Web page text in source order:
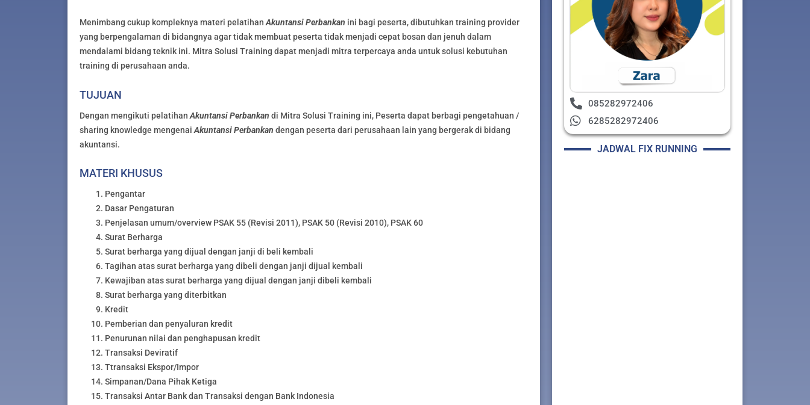
Menimbang cukup kompleknya materi pelatihan Akuntansi Perbankan ini bagi peserta, dibutuhkan training provider
yang berpengalaman di bidangnya agar tidak membuat peserta tidak menjadi cepat bosan dan jenuh dalam
mendalami bidang teknik ini. Mitra Solusi Training dapat menjadi mitra terpercaya anda untuk solusi kebutuhan
training di perusahaan anda.
TUJUAN
Dengan mengikuti pelatihan Akuntansi Perbankan di Mitra Solusi Training ini, Peserta dapat berbagi pengetahuan /
sharing knowledge mengenai Akuntansi Perbankan dengan peserta dari perusahaan lain yang bergerak di bidang
akuntansi.
MATERI KHUSUS
Pengantar
Dasar Pengaturan
Penjelasan umum/overview PSAK 55 (Revisi 2011), PSAK 50 (Revisi 2010), PSAK 60
Surat Berharga
Surat berharga yang dijual dengan janji di beli kembali
Tagihan atas surat berharga yang dibeli dengan janji dijual kembali
Kewajiban atas surat berharga yang dijual dengan janji dibeli kembali
Surat berharga yang diterbitkan
Kredit
Pemberian dan penyaluran kredit
Penurunan nilai dan penghapusan kredit
Transaksi Deviratif
Ttransaksi Ekspor/Impor
Simpanan/Dana Pihak Ketiga
Transaksi Antar Bank dan Transaksi dengan Bank Indonesia
085282972406
6285282972406
JADWAL FIX RUNNING